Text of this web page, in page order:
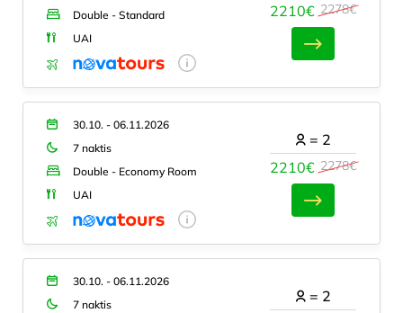
Double - Standard
UAI
2210€ 2278€
30.10. - 06.11.2026
7 naktis
Double - Economy Room
UAI
2210€ 2278€
= 2
30.10. - 06.11.2026
7 naktis
= 2